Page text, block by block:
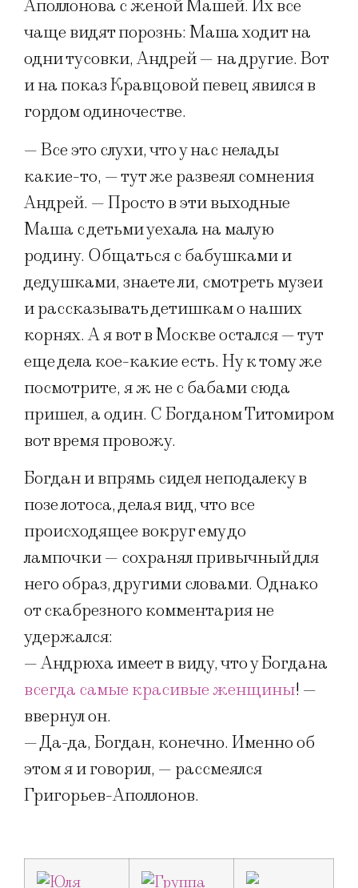
Аполлонова с женой Машей. Их все
чаще видят порознь: Маша ходит на
одни тусовки, Андрей — на другие. Вот
и на показ Кравцовой певец явился в
гордом одиночестве.
— Все это слухи, что у нас нелады
какие-то, — тут же развеял сомнения
Андрей. — Просто в эти выходные
Маша с детьми уехала на малую
родину. Общаться с бабушками и
дедушками, знаете ли, смотреть музеи
и рассказывать детишкам о наших
корнях. А я вот в Москве остался — тут
еще дела кое-какие есть. Ну к тому же
посмотрите, я ж не с бабами сюда
пришел, а один. С Богданом Титомиром
вот время провожу.
Богдан и впрямь сидел неподалеку в
позе лотоса, делая вид, что все
происходящее вокруг ему до
лампочки — сохранял привычный для
него образ, другими словами. Однако
от скабрезного комментария не
удержался:
— Андрюха имеет в виду, что у Богдана
всегда самые красивые женщины! —
ввернул он.
— Да-да, Богдан, конечно. Именно об
этом я и говорил, — рассмеялся
Григорьев-Аполлонов.